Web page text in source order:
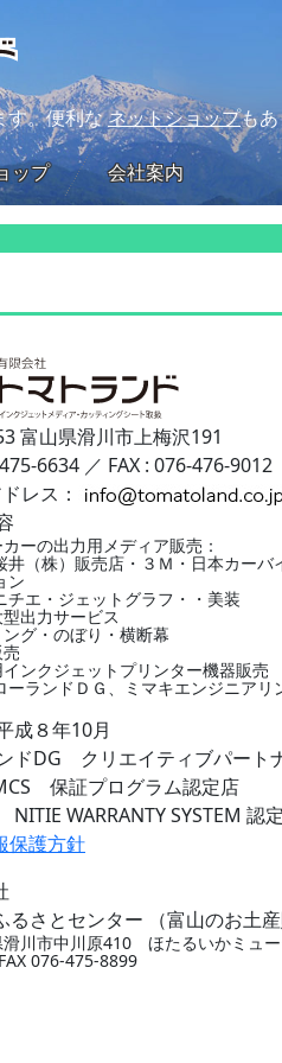
す。便利なネットショップも
ップ 会社案内
富山県滑川市上梅沢191
6634 ／ FAX : 076-476-9012
レス：
ーの出力用メディア販売：
井（株）販売店・３Ｍ・日本カー
ン
チエ・ジェットグラフ・・美装
出力サービス
ング・のぼり・横断幕
ンクジェットプリンター機器販売
ーランドＤＧ、ミマキエンジニアリ
８年10月
ドDG クリエイティブパート
保証プログラム認定店
WARRANTY SYSTEM 認
保護方針
るさとセンター （富山のお土産
滑川市中川原410 ほたるいかミュ
076-475-8899